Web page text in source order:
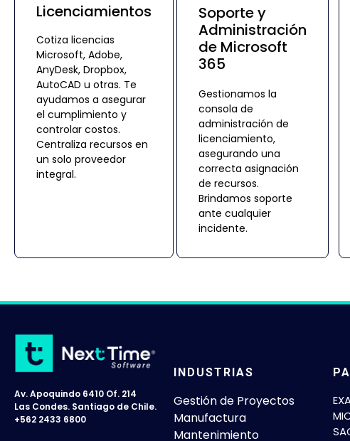
Licenciamientos
Cotiza licencias
Microsoft, Adobe,
AnyDesk, Dropbox,
AutoCAD u otras. Te
ayudamos a asegurar
el cumplimiento y
controlar costos.
Centraliza recursos en
un solo proveedor
integral.
Soporte y
Administración
de Microsoft
365
Gestionamos la
consola de
administración de
licenciamiento,
asegurando una
correcta asignación
de recursos.
Brindamos soporte
ante cualquier
incidente.
Av. Apoquindo 6410 Of. 214
Las Condes. Santiago de Chile.
+562 2433 6800
INDUSTRIAS
Gestión de Proyectos
Manufactura
Mantenimiento